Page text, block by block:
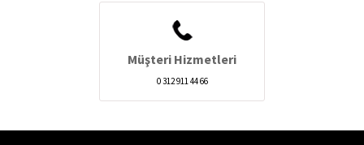
Müşteri Hizmetleri
0 312 911 44 66